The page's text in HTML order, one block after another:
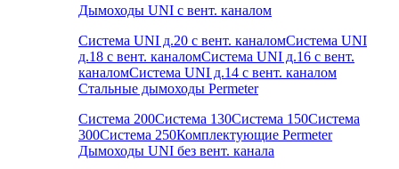
Дымоходы UNI с вент. каналом
Система UNI д.20 с вент. каналомСистема UNI
д.18 с вент. каналомСистема UNI д.16 с вент.
каналомСистема UNI д.14 с вент. каналом
Стальные дымоходы Permeter
Система 200Система 130Система 150Система
300Система 250Комплектующие Permeter
Дымоходы UNI без вент. канала